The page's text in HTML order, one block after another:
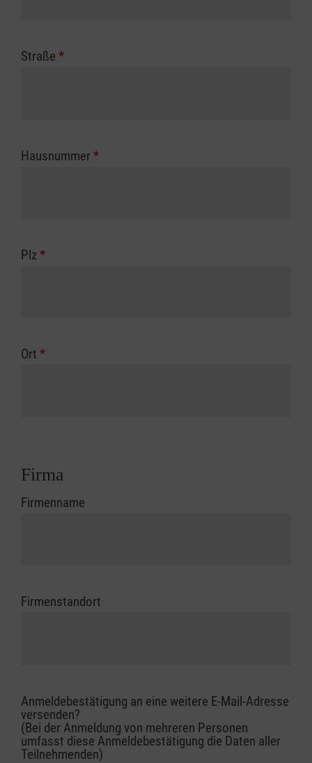
Straße *
Hausnummer *
Plz*
Ort *
Firma
Firmenname
Firmenstandort
Anmeldebestätigung an eine weitere E-Mail-Adresse
versenden?
(Bei der Anmeldung von mehreren Personen
umfasst diese Anmeldebestätigung die Daten aller
Teilnehmenden)